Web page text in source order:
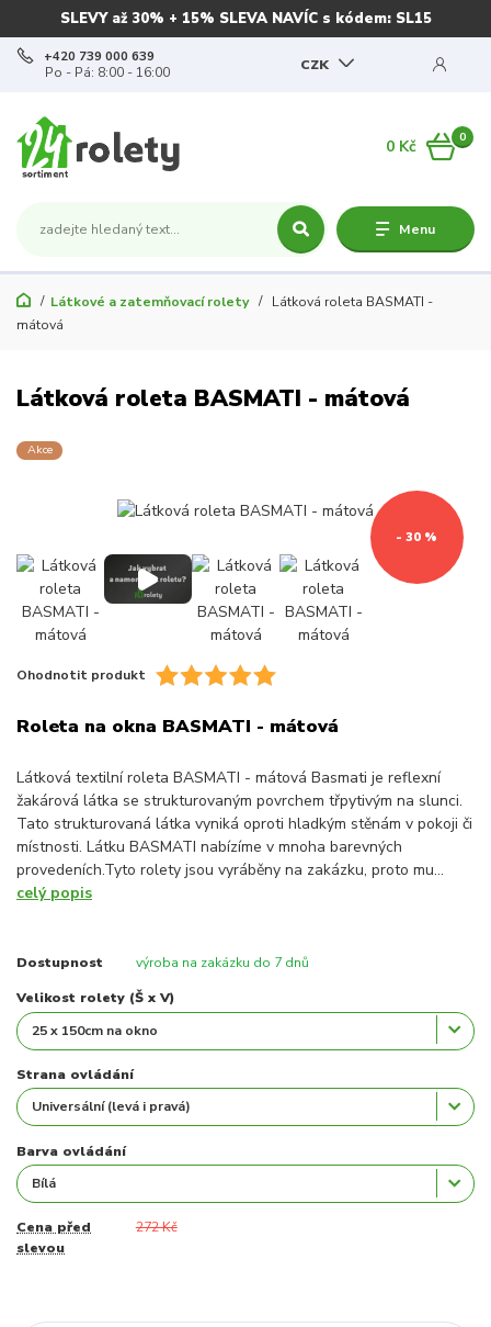
SLEVY až 30% + 15% SLEVA NAVÍC s kódem: SL15
Menu
CZK
+420 739 000 639
Po - Pá: 8:00 - 16:00
0
0 Kč
Látkové a zatemňovací rolety
Látková roleta BASMATI -
mátová
Látková roleta BASMATI - mátová
Akce
- 30 %
Ohodnotit produkt
Roleta na okna BASMATI - mátová
Látková textilní roleta BASMATI - mátová Basmati je reflexní
žakárová látka se strukturovaným povrchem třpytivým na slunci.
Tato strukturovaná látka vyniká oproti hladkým stěnám v pokoji či
místnosti. Látku BASMATI nabízíme v mnoha barevných
provedeních.Tyto rolety jsou vyráběny na zakázku, proto mu...
celý popis
Dostupnost výroba na zakázku do 7 dnů
Velikost rolety (Š x V)
Strana ovládání
Barva ovládání
Cena před
slevou
272 Kč